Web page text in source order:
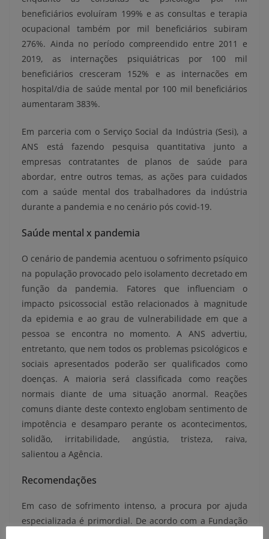
beneficiários evoluíram 199% e as consultas e terapia
ocupacional também por mil beneficiários subiram
276%. Ainda no período compreendido entre 2011 e
2019, as internações psiquiátricas por 100 mil
beneficiários cresceram 152% e as internacões em
hospital/dia de saúde mental por 100 mil beneficiários
aumentaram 383%.
Em parceria com o Serviço Social da Indústria (Sesi), a
ANS está fazendo pesquisa quantitativa junto a
empresas contratantes de planos de saúde para
abordar, entre outros temas, as ações para cuidados
com a saúde mental dos trabalhadores da indústria
durante a pandemia e no cenário pós covid-19.
Saúde mental x pandemia
O cenário de pandemia acentuou o sofrimento psíquico
na população provocado pelo isolamento decretado em
função da pandemia. Fatores que influenciam o
impacto psicossocial estão relacionados à magnitude
da epidemia e ao grau de vulnerabilidade em que a
pessoa se encontra no momento. A ANS advertiu,
entretanto, que nem todos os problemas psicológicos e
sociais apresentados poderão ser qualificados como
doenças. A maioria será classificada como reações
normais diante de uma situação anormal. Reações
comuns diante deste contexto englobam sentimento de
impotência e desamparo perante os acontecimentos,
solidão, irritabilidade, angústia, tristeza, raiva,
salientou a Agência.
Recomendações
Em caso de sofrimento intenso, a procura por ajuda
especializada é primordial. De acordo com a Fundação